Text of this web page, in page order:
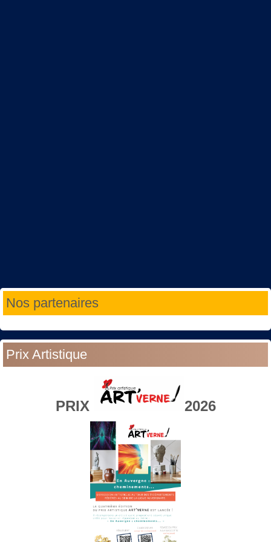
Nos partenaires
Prix Artistique
PRIX 2026
Année
précédente
Mois
précédent
Année
suivante
Mois
suivant